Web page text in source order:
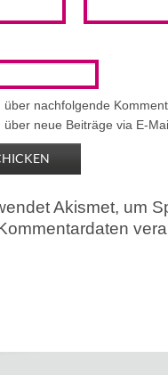
über nachfolgende
über neue Beiträge via E-
Akismet, um